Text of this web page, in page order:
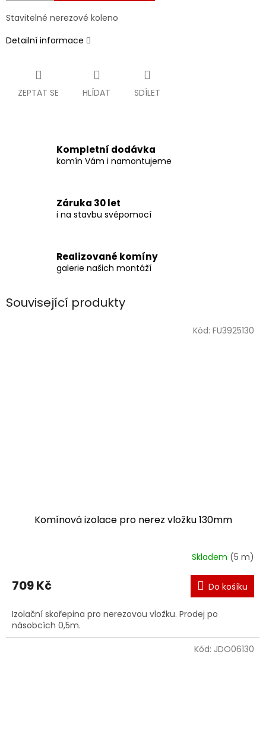
Stavitelné nerezové koleno
Detailní informace
ZEPTAT SE HLÍDAT SDÍLET
Kompletní dodávka
komín Vám i namontujeme
Záruka 30 let
i na stavbu svépomocí
Realizované komíny
galerie našich montáží
Související produkty
Komínová izolace pro nerez vložku 130mm
Skladem (5 m)
709 Kč Do košíku
Izolační skořepina pro nerezovou vložku. Prodej po
násobcích 0,5m.
Kód: FU3925130
Kód: JDO06130